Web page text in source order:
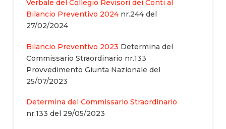
Verbale del Collegio Revisori dei Conti al
Bilancio Preventivo 2024 nr.244 del
27/02/2024
Bilancio Preventivo 2023 Determina del
Commissario Straordinario nr.133
Provvedimento Giunta Nazionale del
25/07/2023
Determina del Commissario Straordinario
nr.133 del 29/05/2023